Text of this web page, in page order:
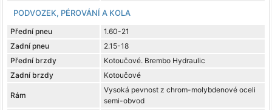
PODVOZEK, PÉROVÁNÍ A KOLA
Přední pneu
1.60-21
Zadní pneu
2.15-18
Přední brzdy
Kotoučové. Brembo Hydraulic
Zadní brzdy
Kotoučové
Rám
Vysoká pevnost z chrom-molybdenové oceli
semi-obvod